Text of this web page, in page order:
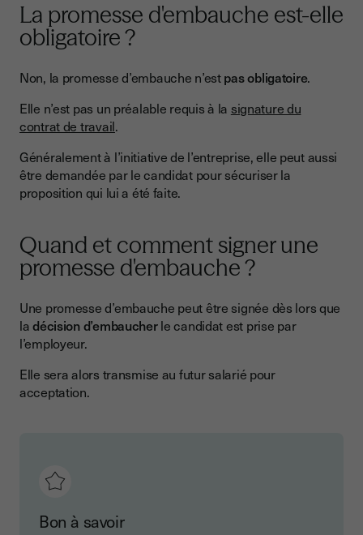
La promesse d'embauche est-elle
obligatoire ?
Non, la promesse d’embauche n’estpas obligatoire.
Elle n’est pas un préalable requis à la signature du
contrat de travail.
Généralement à l’initiative de l’entreprise, elle peut aussi
être demandée par le candidat pour sécuriser la
proposition qui lui a été faite.
Quand et comment signer une
promesse d'embauche ?
Une promesse d’embauche peut être signée dès lors que
ladécision d’embaucherle candidat est prise par
l’employeur.
Elle sera alors transmise au futur salarié pour
acceptation.
Bon à savoir